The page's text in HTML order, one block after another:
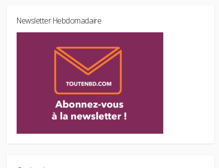
Newsletter Hebdomadaire